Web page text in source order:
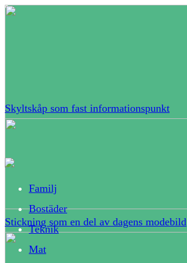
Skyltskåp som fast informationspunkt
Stickning som en del av dagens modebild
Familj
Bostäder
Teknik
Mat